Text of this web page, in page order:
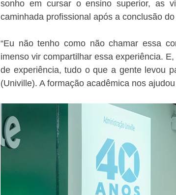
sonho em cursar o ensino superior, as
caminhada profissional após a conclusão
“Eu não tenho como não chamar essa
imenso vir compartilhar essa experiência.
de experiência, tudo o que a gente levou
(Univille). A formação acadêmica nos